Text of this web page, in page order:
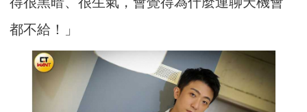
都不給！」